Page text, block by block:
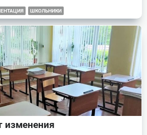
ШКОЛЬНИКИ
изменения